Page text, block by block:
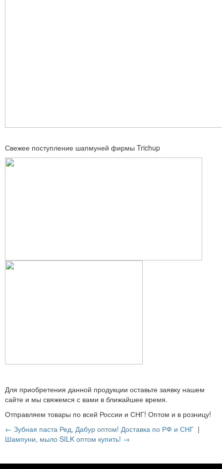
Свежее поступление шапмуней фирмы Trichup
Для приобретения данной продукции оставьте заявку нашем
сайте и мы свяжемся с вами в ближайшее время.
Отправляем товары по всей России и СНГ! Оптом и в розницу!
← Зубная паста Ред, Дабур оптом! Доставка по РФ и СНГ |
Шампуни, мыло SILK оптом купить! →